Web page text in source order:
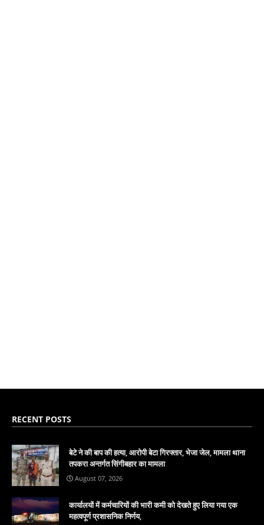
RECENT POSTS
बेटे ने की बाप की हत्या, आरोपी बेटा गिरफ्तार, भेजा जेल, मामला थाना
तपकरा अन्तर्गत सिंगीबहार का मामला
August 07, 2026
कार्यालयों में कर्मचारियों की भारी कमी को देखते हुए लिया गया एक
महत्वपूर्ण प्रशासनिक निर्णय,